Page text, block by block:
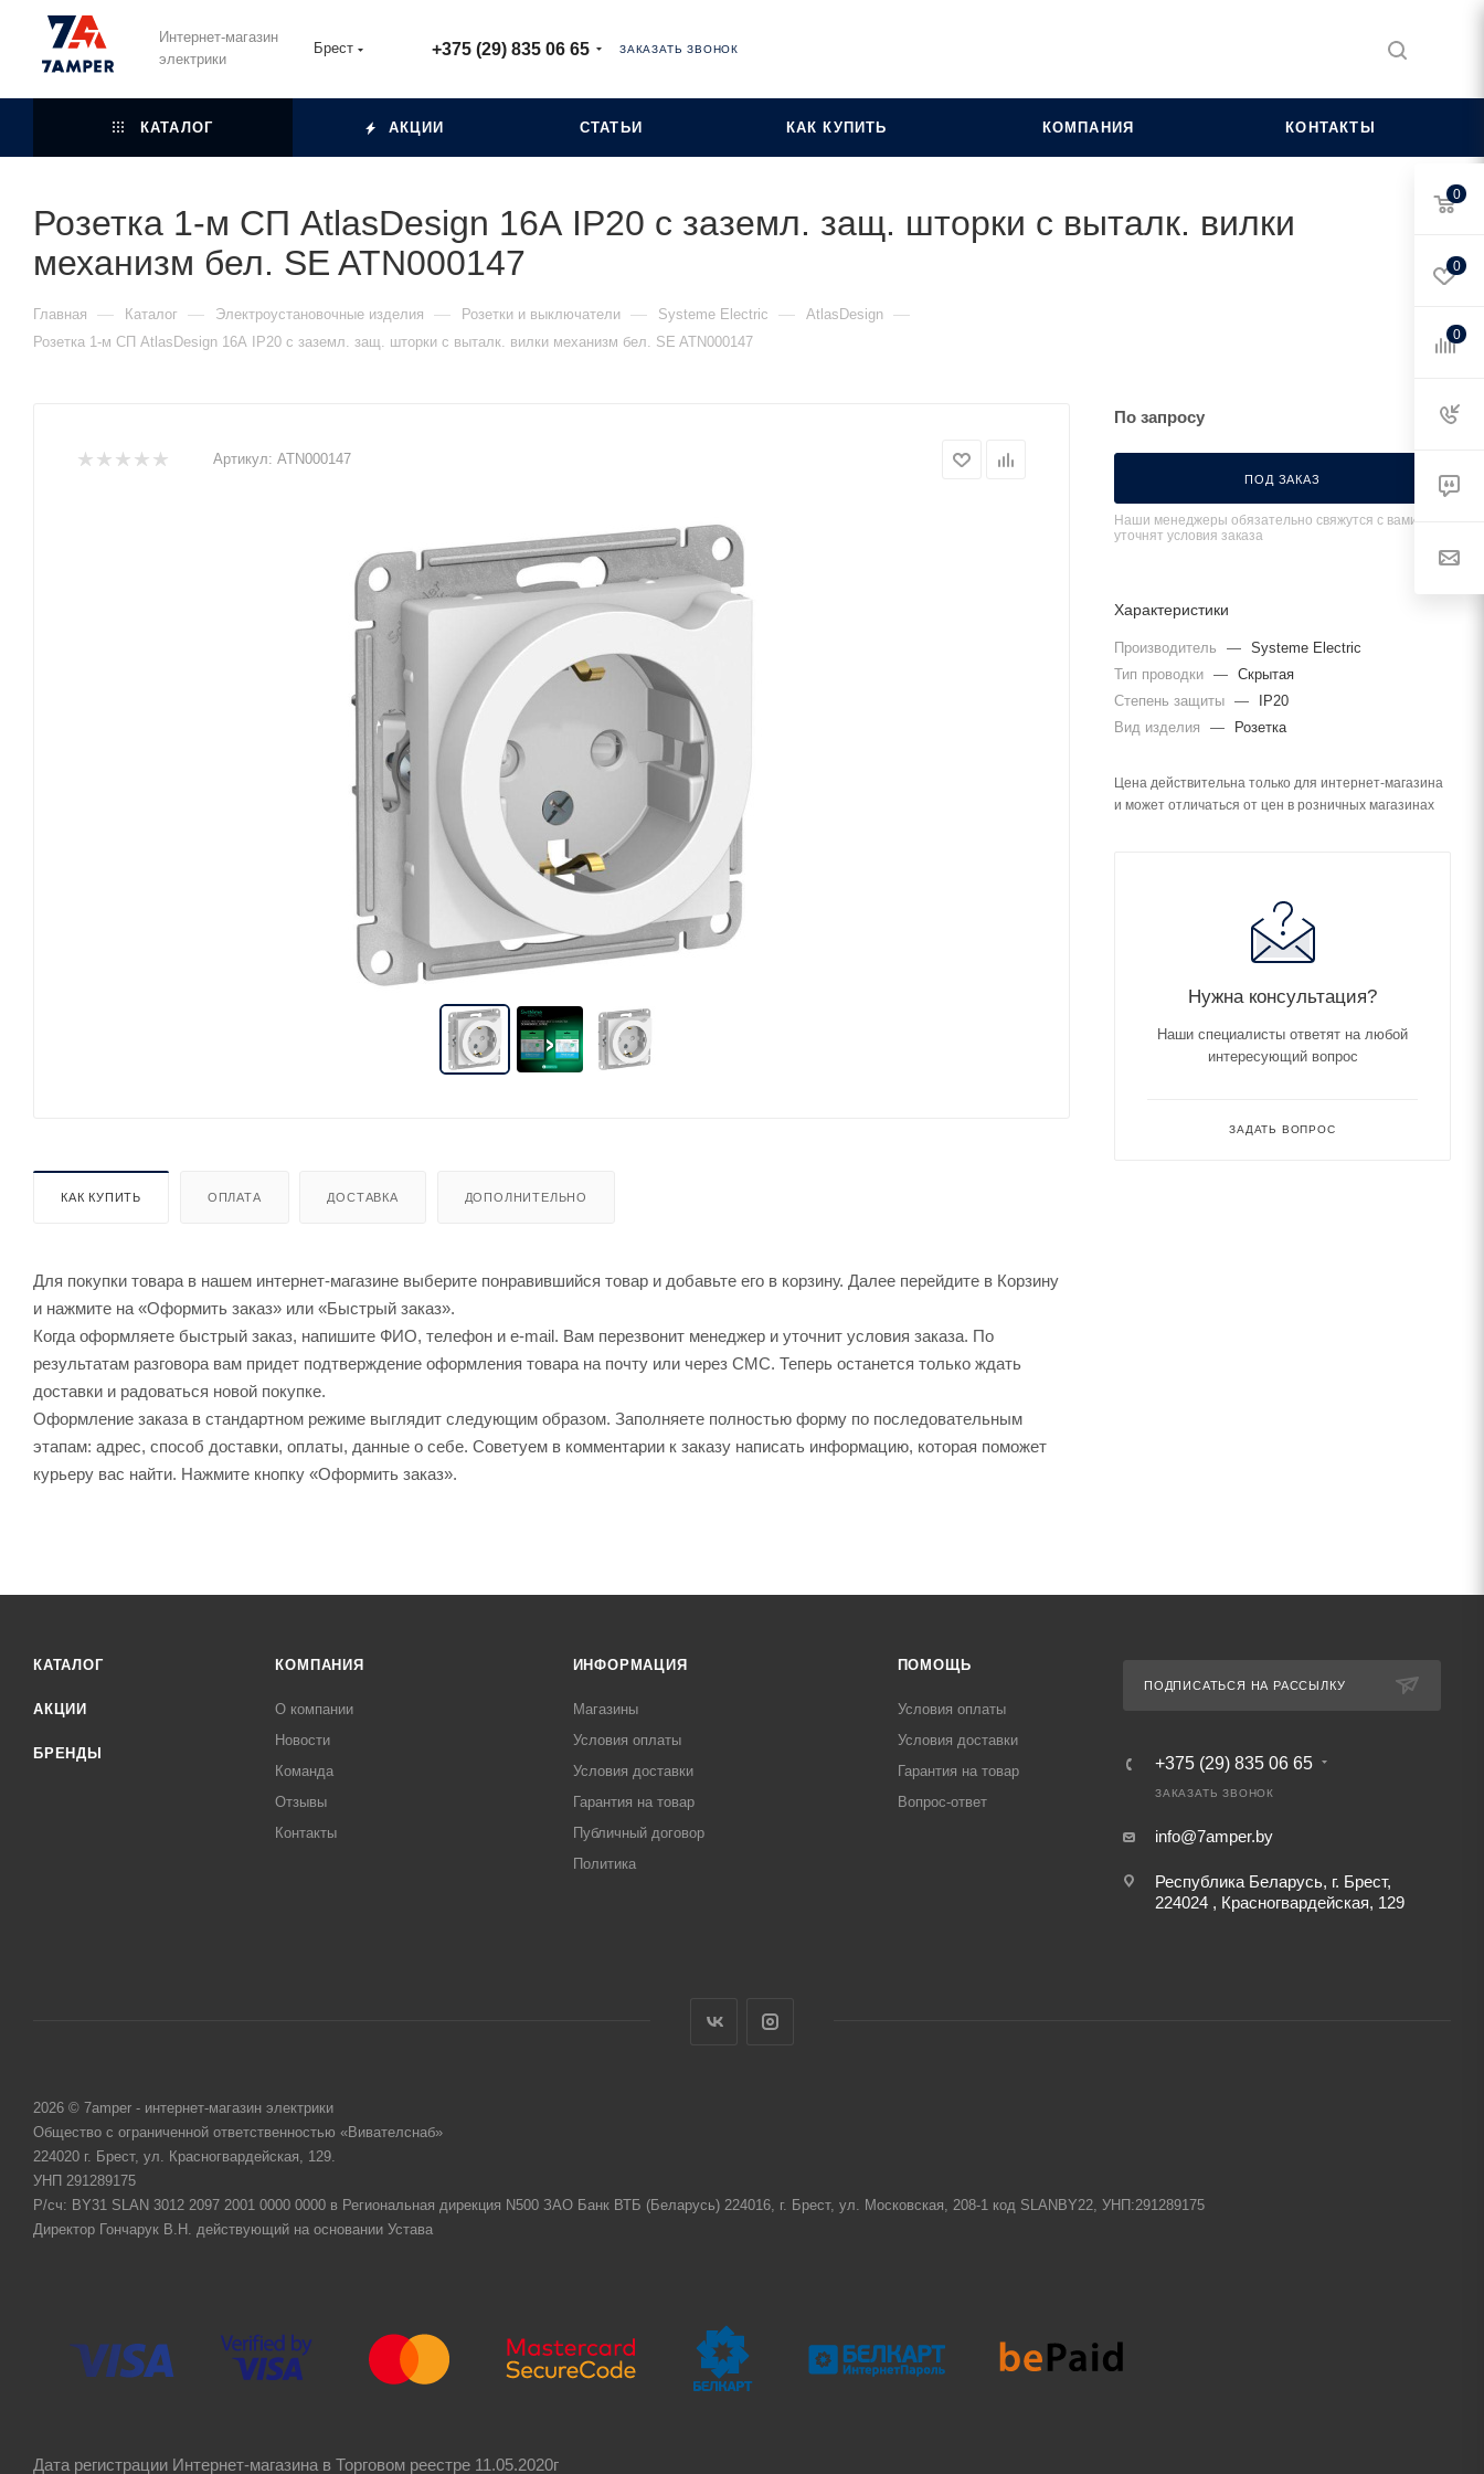
Интернет-магазин
электрики
Брест +375 (29) 835 06 65 ЗАКАЗАТЬ ЗВОНОК
КАТАЛОГ АКЦИИ СТАТЬИ КАК КУПИТЬ КОМПАНИЯ КОНТАКТЫ
Розетка 1-м СП AtlasDesign 16А IP20 с заземл. защ. шторки с выталк. вилки
механизм бел. SE ATN000147
Главная — Каталог — Электроустановочные изделия — Розетки и выключатели — Systeme Electric — AtlasDesign —
Розетка 1-м СП AtlasDesign 16А IP20 с заземл. защ. шторки с выталк. вилки механизм бел. SE ATN000147
Артикул: ATN000147
КАК КУПИТЬ ОПЛАТА ДОСТАВКА ДОПОЛНИТЕЛЬНО
Для покупки товара в нашем интернет-магазине выберите понравившийся товар и добавьте его в корзину. Далее перейдите в Корзину
и нажмите на «Оформить заказ» или «Быстрый заказ».
Когда оформляете быстрый заказ, напишите ФИО, телефон и e-mail. Вам перезвонит менеджер и уточнит условия заказа. По
результатам разговора вам придет подтверждение оформления товара на почту или через СМС. Теперь останется только ждать
доставки и радоваться новой покупке.
Оформление заказа в стандартном режиме выглядит следующим образом. Заполняете полностью форму по последовательным
этапам: адрес, способ доставки, оплаты, данные о себе. Советуем в комментарии к заказу написать информацию, которая поможет
курьеру вас найти. Нажмите кнопку «Оформить заказ».
По запросу
ПОД ЗАКАЗ
Наши менеджеры обязательно свяжутся с вами и
уточнят условия заказа
Характеристики
Производитель — Systeme Electric
Тип проводки — Скрытая
Степень защиты —
IP20
Вид изделия
— Розетка
Цена действительна только для интернет-магазина
и может отличаться от цен в розничных магазинах
Нужна консультация?
Наши специалисты ответят на любой
интересующий вопрос
ЗАДАТЬ ВОПРОС
КАТАЛОГ
АКЦИИ
БРЕНДЫ
КОМПАНИЯ
О компании
Новости
Команда
Отзывы
Контакты
ИНФОРМАЦИЯ
Магазины
Условия оплаты
Условия доставки
Гарантия на товар
Публичный договор
Политика
ПОМОЩЬ
Условия оплаты
Условия доставки
Гарантия на товар
Вопрос-ответ
ПОДПИСАТЬСЯ НА РАССЫЛКУ
+375 (29) 835 06 65
ЗАКАЗАТЬ ЗВОНОК
info@7amper.by
Республика Беларусь, г. Брест,
224024 , Красногвардейская, 129
2026 © 7amper - интернет-магазин электрики
Общество с ограниченной ответственностью «Вивателснаб»
224020 г. Брест, ул. Красногвардейская, 129.
УНП 291289175
Р/сч: BY31 SLAN 3012 2097 2001 0000 0000 в Региональная дирекция N500 ЗАО Банк ВТБ (Беларусь) 224016, г. Брест, ул. Московская, 208-1 код SLANBY22, УНП:291289175
Директор Гончарук В.Н. действующий на основании Устава
Дата регистрации Интернет-магазина в Торговом реестре 11.05.2020г
0
0
0